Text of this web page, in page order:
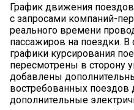
График движения поездов
с запросами компаний-
реального времени
пассажиров на поездки. В
графики курсирования
пересмотрены в сторону
добавлены
востребованных поездов
дополнительные